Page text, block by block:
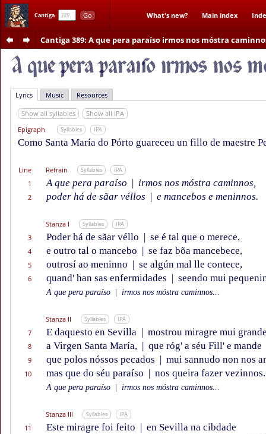
Cantiga Go What's new? Main index
Cantiga 389: A que pera paraíso irmos nos móstra
Lyrics Music Resources
Show all syllables
Show all IPA
Epigraph
Syllables IPA
Como Santa María do Pórto guareceu un fillo de maestre
Line Refrain Syllables IPA
1 A que pera paraíso | irmos nos móstra caminnos,
2 poder há de sãar véllos | e mancebos e meninnos.
Stanza I Syllables IPA
3 Poder há de sãar véllo | se é tal que o merece,
4 e outro tal o mancebo | se faz bõa mancebece,
5 outrosí ao meninno | se algún mal lle contece,
6 quand' han sas enfermidades | seendo mui
A que pera paraíso irmos nos móstra caminnos...
Stanza II Syllables IPA
7 E daquesto en Sevilla | mostrou miragre mui
8 a Virgen Santa María, | que róg' a séu Fill' e mande
9 que polos nóssos pecados | mui sannudo non nos
10 mas que do séu paraíso | nos queira fazer vezinnos.
A que pera paraíso irmos nos móstra caminnos...
Stanza III Syllables IPA
11 Este miragre foi feito | en Sevilla na cibdade